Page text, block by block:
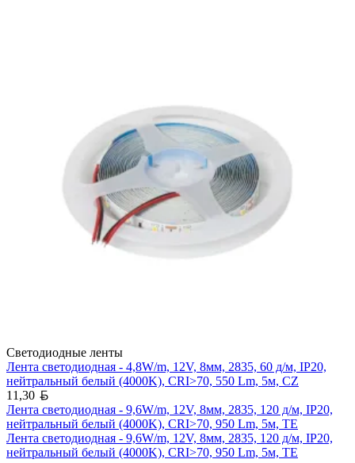
Светодиодные ленты
Лента светодиодная - 4,8W/m, 12V, 8мм, 2835, 60 д/м, IP20,
нейтральный белый (4000K), CRI>70, 550 Lm, 5м, CZ
11,30
Лента светодиодная - 9,6W/m, 12V, 8мм, 2835, 120 д/м, IP20,
нейтральный белый (4000K), CRI>70, 950 Lm, 5м, TE
Лента светодиодная - 9,6W/m, 12V, 8мм, 2835, 120 д/м, IP20,
нейтральный белый (4000K), CRI>70, 950 Lm, 5м, TE